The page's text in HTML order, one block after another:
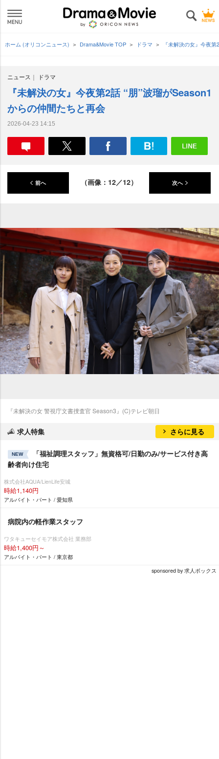
ホーム (オリコンニュース) Drama&Movie TOP ドラマ 『未解決の女』今夜
ニュース ドラマ
『未解決の女』今夜第2話 “朋”波瑠がSeason1
からの仲間たちと再会
2026-04-23 14:15
前へ （画像：12／12） 次へ
『未解決の女 警視庁文書捜査官 Season3』(C)テレビ朝日
求人特集 さらに見る
NEW
「福祉調理スタッフ」無資格可/日勤のみ/サービス付き高
齢者向け住宅
株式会社AQUA/LienLife安城
時給1,140円
アルバイト・パート / 愛知県
病院内の軽作業スタッフ
ワタキューセイモア株式会社 業務部
時給1,400円～
アルバイト・パート / 東京都
sponsored by 求人ボックス